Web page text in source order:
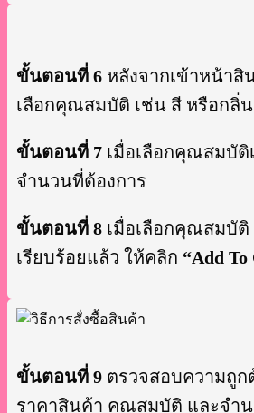
ขั้นตอนที่ 6 หลังจากเข้าหน้าสิ
เลือกคุณสมบัติ เช่น สี หรือกลิ่น
ขั้นตอนที่ 7 เมื่อเลือกคุณสมบัติ
จำนวนที่ต้องการ
ขั้นตอนที่ 8 เมื่อเลือกคุณสมบั
เรียบร้อยแล้ว ให้คลิก “Add To
ขั้นตอนที่ 9 ตรวจสอบความถูก
ราคาสินค้า คุณสมบัติ และจำ